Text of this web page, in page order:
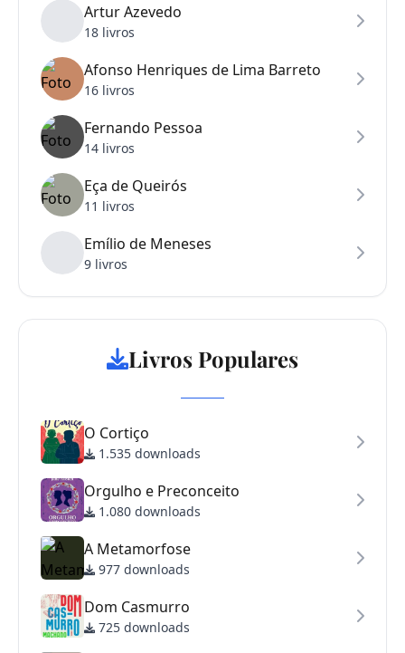
Artur Azevedo
18 livros
Afonso Henriques de Lima Barreto
16 livros
Fernando Pessoa
14 livros
Eça de Queirós
11 livros
Emílio de Meneses
9 livros
Livros Populares
O Cortiço
1.535 downloads
Orgulho e Preconceito
1.080 downloads
A Metamorfose
977 downloads
Dom Casmurro
725 downloads